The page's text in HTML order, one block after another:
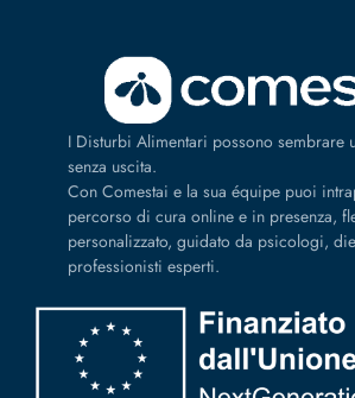
I Disturbi Alimentari possono sembrare
senza uscita.
Con Comestai e la sua équipe puoi
percorso di cura online e in presenza,
personalizzato, guidato da psicologi,
professionisti esperti.